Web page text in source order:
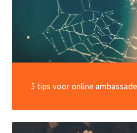
5 tips voor online